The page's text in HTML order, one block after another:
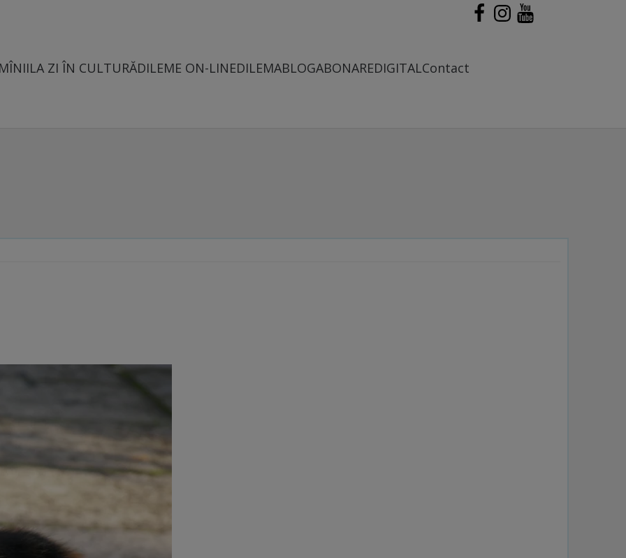
LA ZI ÎN CULTURĂDILEME ON-LINEDILEMABLOGABONAREDIGITALContact